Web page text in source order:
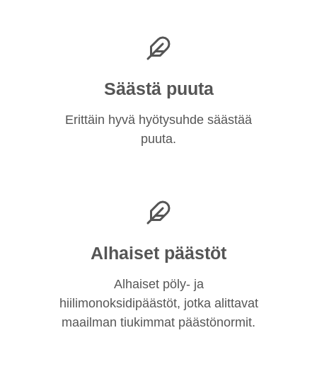
Säästä puuta
Erittäin hyvä hyötysuhde säästää
puuta.
Alhaiset päästöt
Alhaiset pöly- ja
hiilimonoksidipäästöt, jotka alittavat
maailman tiukimmat päästönormit.